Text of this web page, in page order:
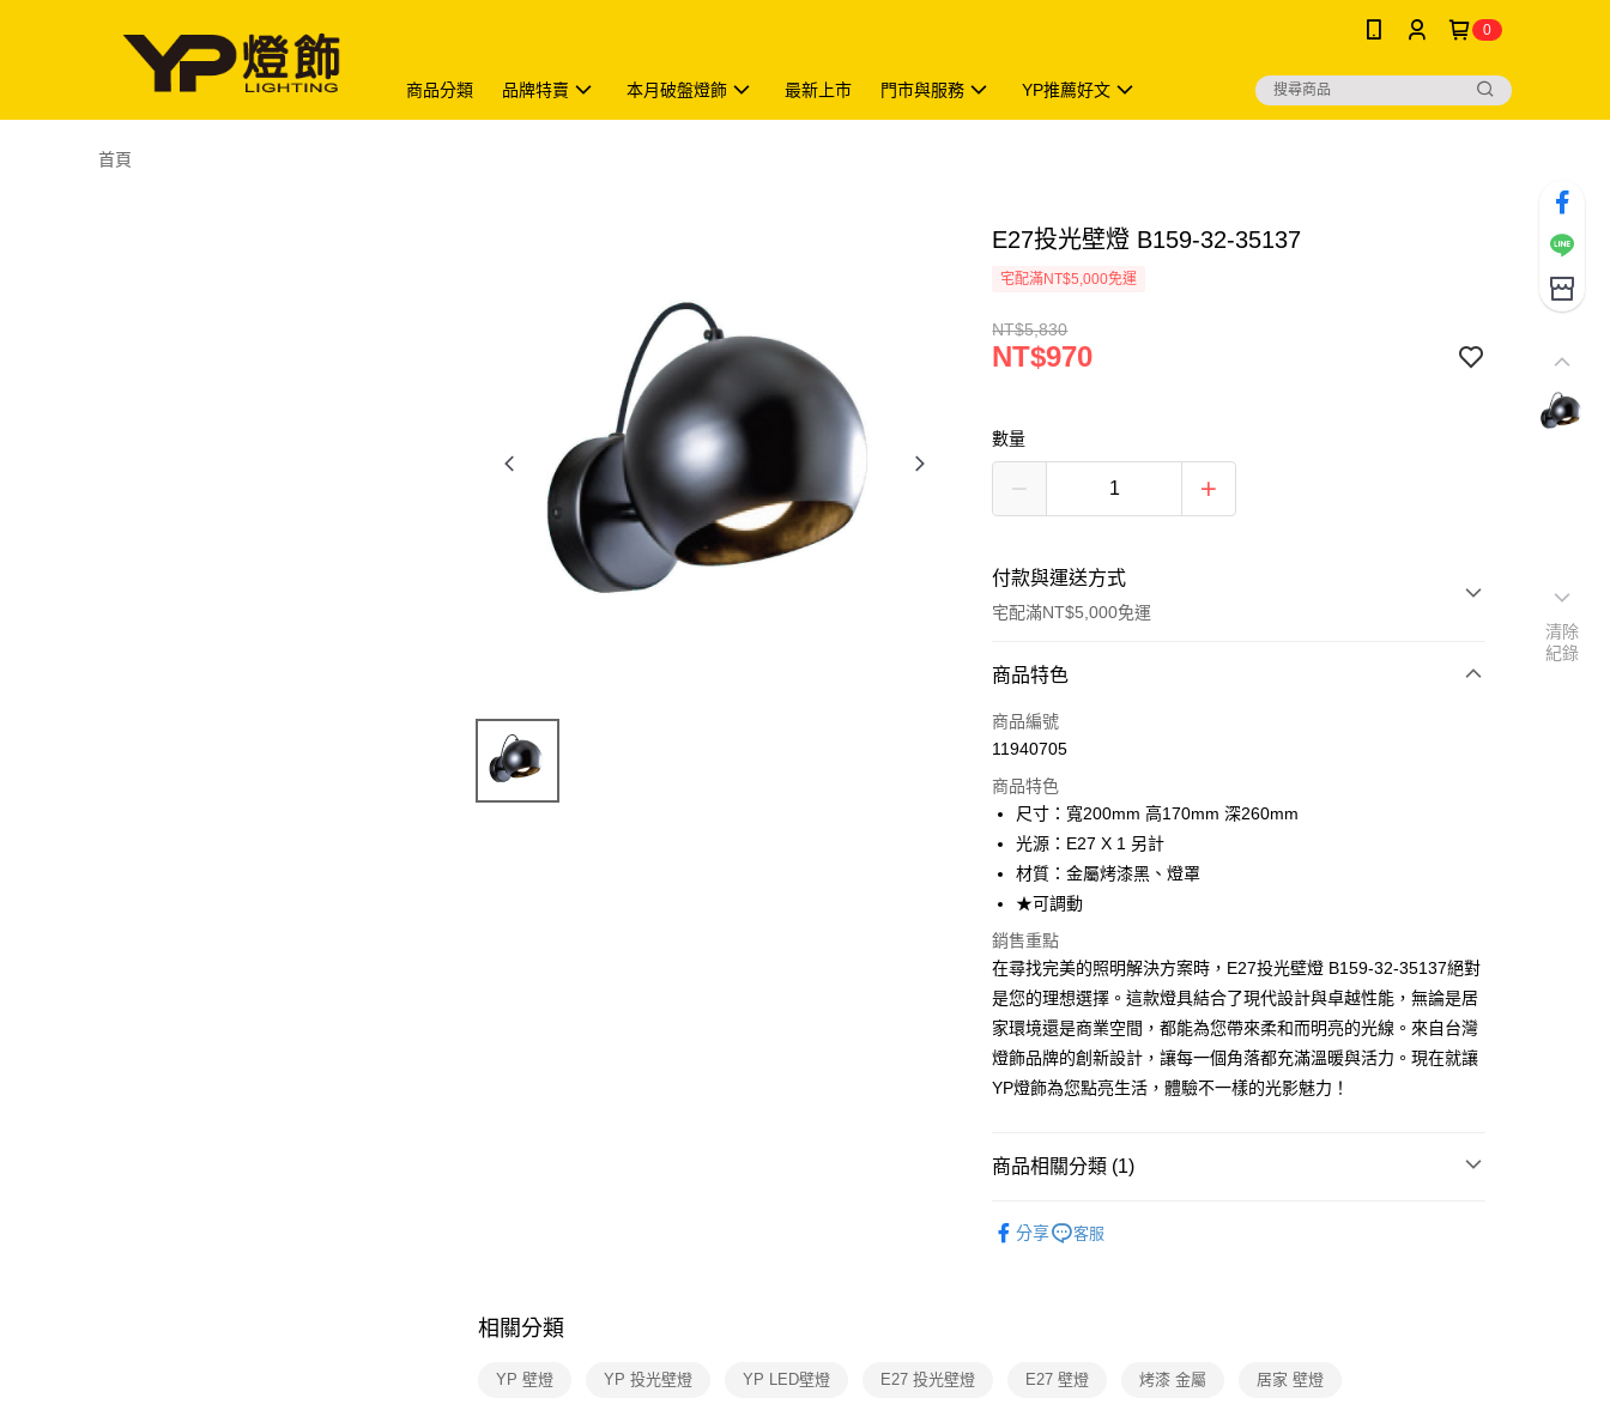
0
商品分類 品牌特賣 本月破盤燈飾 最新上市 門市與服務 YP推薦好文
首頁
E27投光壁燈 B159-32-35137
宅配滿NT$5,000免運
NT$5,830
NT$970
數量
付款與運送方式
宅配滿NT$5,000免運
付款方式
信用卡一次付款
Apple Pay
街口支付
悠遊付
Google Pay
AFTEE先享後付
相關說明
【關於「AFTEE先享後付」】
AFTEE先享後付是「在收到商品之後才付款」的支付方式。 讓您購物簡單
２．便利：只要手機號碼，簡訊認證，即可結帳。
【「AFTEE先享後付」結帳流程】
絡購買商品的店家。未經商家同意取消之訂單仍視為有效，需透過AFTEE
ATM付款
運送方式
新竹貨運宅配
商品特色
商品編號
11940705
商品特色
尺寸：寬200mm 高170mm 深260mm
光源：E27 X 1 另計
材質：金屬烤漆黑、燈罩
★可調動
銷售重點
在尋找完美的照明解決方案時，E27投光壁燈 B159-32-35137絕對
是您的理想選擇。這款燈具結合了現代設計與卓越性能，無論是居
家環境還是商業空間，都能為您帶來柔和而明亮的光線。來自台灣
燈飾品牌的創新設計，讓每一個角落都充滿溫暖與活力。現在就讓
YP燈飾為您點亮生活，體驗不一樣的光影魅力！
商品相關分類 (1)
分享
客服
相關分類
YP 壁燈 YP 投光壁燈 YP LED壁燈 E27 投光壁燈 E27 壁燈 烤漆 金屬 居家 壁燈
清除
紀錄